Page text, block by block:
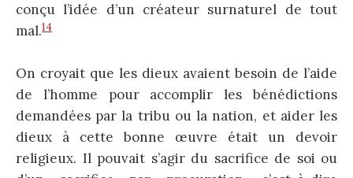
conçu l’idée d’un créateur surnaturel de tout
mal.14
On croyait que les dieux avaient besoin de l’aide
de l’homme pour accomplir les bénédictions
demandées par la tribu ou la nation, et aider les
dieux à cette bonne œuvre était un devoir
religieux. Il pouvait s’agir du sacrifice de soi ou